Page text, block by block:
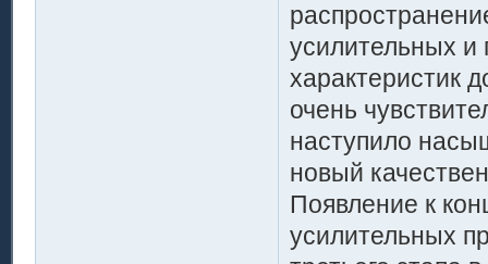
усилительных и
характеристик
очень
наступило
новый
Появление к
усилительных